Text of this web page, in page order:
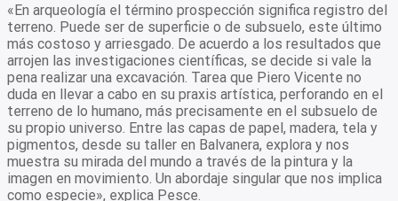
«En arqueología el término prospección significa registro del
terreno. Puede ser de superficie o de subsuelo, este último
más costoso y arriesgado. De acuerdo a los resultados que
arrojen las investigaciones científicas, se decide si vale la
pena realizar una excavación. Tarea que Piero Vicente no
duda en llevar a cabo en su praxis artística, perforando en el
terreno de lo humano, más precisamente en el subsuelo de
su propio universo. Entre las capas de papel, madera, tela y
pigmentos, desde su taller en Balvanera, explora y nos
muestra su mirada del mundo a través de la pintura y la
imagen en movimiento. Un abordaje singular que nos implica
como especie», explica Pesce.